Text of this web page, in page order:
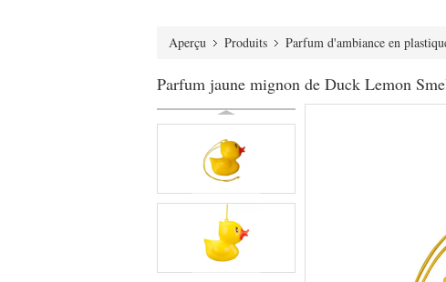
Aperçu Produits Parfum d'ambiance en
Parfum jaune mignon de Duck Lemon